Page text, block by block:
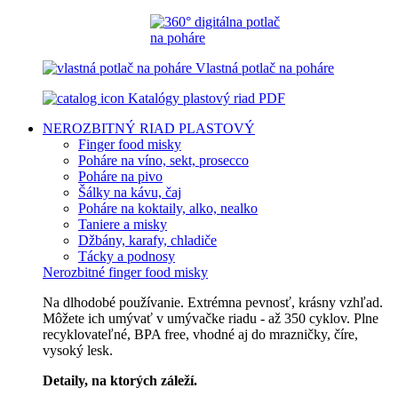
Vlastná potlač na poháre
Katalógy plastový riad PDF
NEROZBITNÝ RIAD PLASTOVÝ
Finger food misky
Poháre na víno, sekt, prosecco
Poháre na pivo
Šálky na kávu, čaj
Poháre na koktaily, alko, nealko
Taniere a misky
Džbány, karafy, chladiče
Tácky a podnosy
Nerozbitné finger food misky
Na dlhodobé používanie. Extrémna pevnosť, krásny vzhľad.
Môžete ich umývať v umývačke riadu - až 350 cyklov. Plne
recyklovateľné, BPA free, vhodné aj do mrazničky, číre,
vysoký lesk.
Detaily, na ktorých záleží.